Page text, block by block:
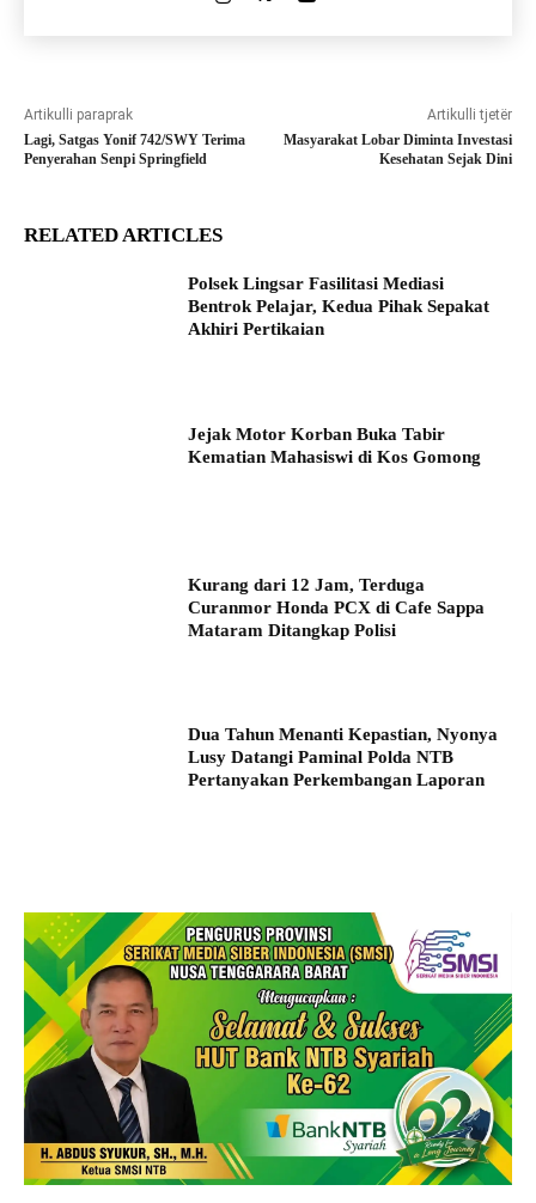
Artikulli paraprak
Lagi, Satgas Yonif 742/SWY Terima
Penyerahan Senpi Springfield
Artikulli tjetër
Masyarakat Lobar Diminta Investasi
Kesehatan Sejak Dini
RELATED ARTICLES
Polsek Lingsar Fasilitasi Mediasi
Bentrok Pelajar, Kedua Pihak Sepakat
Akhiri Pertikaian
Jejak Motor Korban Buka Tabir
Kematian Mahasiswi di Kos Gomong
Kurang dari 12 Jam, Terduga
Curanmor Honda PCX di Cafe Sappa
Mataram Ditangkap Polisi
Dua Tahun Menanti Kepastian, Nyonya
Lusy Datangi Paminal Polda NTB
Pertanyakan Perkembangan Laporan